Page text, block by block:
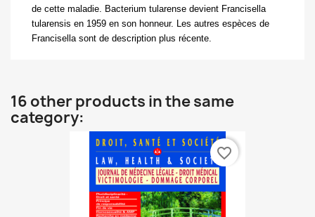
de cette maladie. Bacterium tularense devient Francisella
tularensis en 1959 en son honneur. Les autres espèces de
Francisella sont de description plus récente.
16 other products in the same
category:
favorite_border